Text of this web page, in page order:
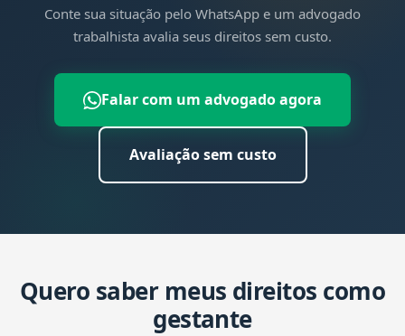
advogado para avaliar, sem custo.
Conte sua situação pelo WhatsApp e um advogado
trabalhista avalia seus direitos sem custo.
Falar com um advogado agora
Avaliação sem custo
Quero saber meus direitos como
gestante